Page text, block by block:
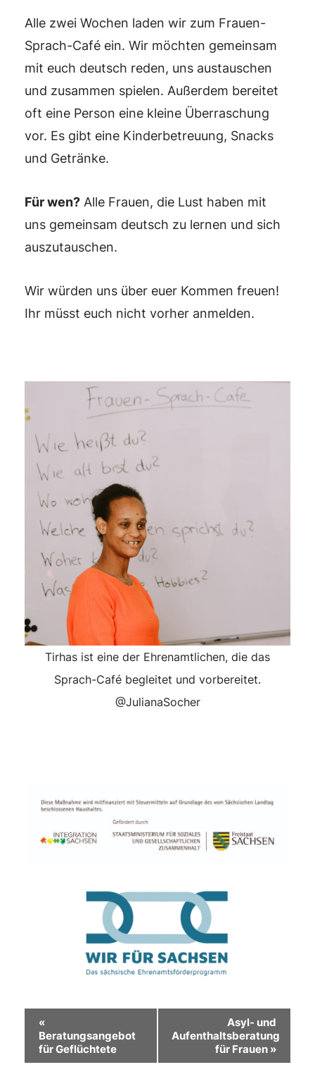
Alle zwei Wochen laden wir zum Frauen-
Sprach-Café ein. Wir möchten gemeinsam
mit euch deutsch reden, uns austauschen
und zusammen spielen. Außerdem bereitet
oft eine Person eine kleine Überraschung
vor. Es gibt eine Kinderbetreuung, Snacks
und Getränke.
Für wen? Alle Frauen, die Lust haben mit
uns gemeinsam deutsch zu lernen und sich
auszutauschen.
Wir würden uns über euer Kommen freuen!
Ihr müsst euch nicht vorher anmelden.
Tirhas ist eine der Ehrenamtlichen, die das
Sprach-Café begleitet und vorbereitet.
@JulianaSocher
Veranstaltung-
Navigation
«
Beratungsangebot
für Geflüchtete
Asyl- und
Aufenthaltsberatung
für Frauen »